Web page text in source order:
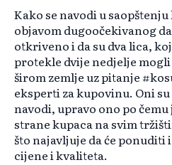
Kako se navodi u
objavom dugoočekivanog
otkriveno i da su dva lica,
protekle dvije nedjelje
širom zemlje uz pitanje
eksperti za kupovinu. Oni
navodi, upravo ono po
strane kupaca na svim
što najavljuje da će ponuditi
cijene i kvaliteta.